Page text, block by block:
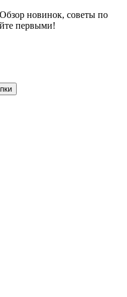
новинок, советы по
первыми!